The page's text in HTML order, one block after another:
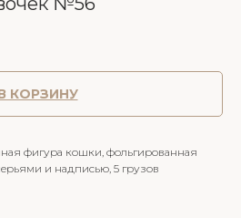
КОРЗИНУ
фигура кошки, фольгированная
и надписью, 5 грузов